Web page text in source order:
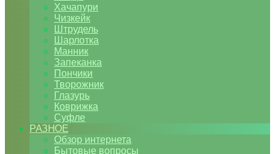
Хачапури
Чизкейк
Штрудель
Шарлотка
Манник
Запеканка
Пончики
Творожник
Глазурь
Коврижка
Суфле
РАЗНОЕ
Обзор интернета
Бытовые вопросы